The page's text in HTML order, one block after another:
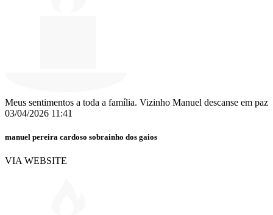
Meus sentimentos a toda a família. Vizinho Manuel descanse em paz
03/04/2026 11:41
manuel pereira cardoso sobrainho dos gaios
VIA WEBSITE